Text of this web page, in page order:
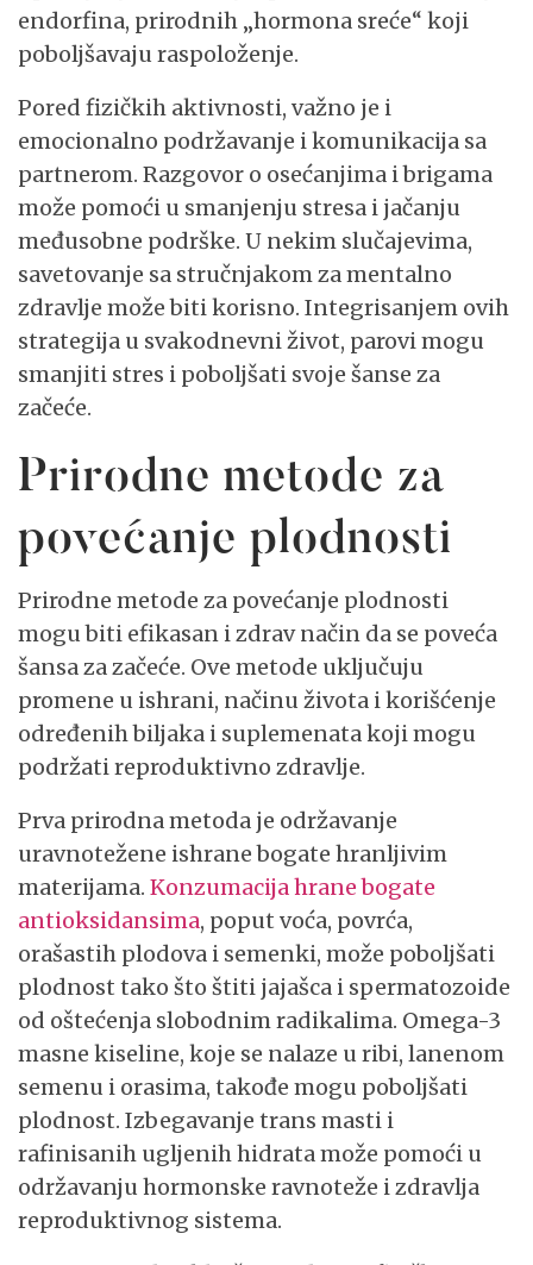
endorfina, prirodnih „hormona sreće“ koji
poboljšavaju raspoloženje.
Pored fizičkih aktivnosti, važno je i
emocionalno podržavanje i komunikacija sa
partnerom. Razgovor o osećanjima i brigama
može pomoći u smanjenju stresa i jačanju
međusobne podrške. U nekim slučajevima,
savetovanje sa stručnjakom za mentalno
zdravlje može biti korisno. Integrisanjem ovih
strategija u svakodnevni život, parovi mogu
smanjiti stres i poboljšati svoje šanse za
začeće.
Prirodne metode za
povećanje plodnosti
Prirodne metode za povećanje plodnosti
mogu biti efikasan i zdrav način da se poveća
šansa za začeće. Ove metode uključuju
promene u ishrani, načinu života i korišćenje
određenih biljaka i suplemenata koji mogu
podržati reproduktivno zdravlje.
Prva prirodna metoda je održavanje
uravnotežene ishrane bogate hranljivim
materijama. Konzumacija hrane bogate
antioksidansima, poput voća, povrća,
orašastih plodova i semenki, može poboljšati
plodnost tako što štiti jajašca i spermatozoide
od oštećenja slobodnim radikalima. Omega-3
masne kiseline, koje se nalaze u ribi, lanenom
semenu i orasima, takođe mogu poboljšati
plodnost. Izbegavanje trans masti i
rafinisanih ugljenih hidrata može pomoći u
održavanju hormonske ravnoteže i zdravlja
reproduktivnog sistema.